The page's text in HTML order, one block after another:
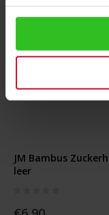
JM Bambus
leer